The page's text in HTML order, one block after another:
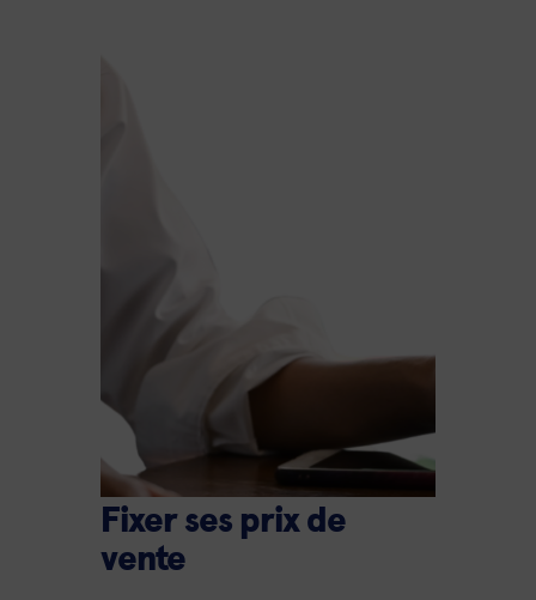
Fixer ses prix de
vente